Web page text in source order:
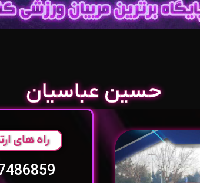
حسین عباسیان
راه های